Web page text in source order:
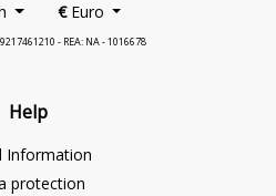
€Euro
- REA: NA - 1016678
Help
Information
protection